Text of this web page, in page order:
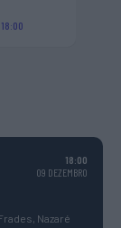
18:00
09 DEZEMBRO
Nazaré